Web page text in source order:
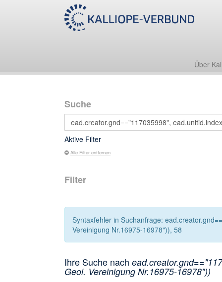
Über
Suche
Aktive Filter
Alle Filter entfernen
Filter
Syntaxfehler in Suchanfrage:
Vereinigung Nr.16975-16978")), 58
Ihre Suche nach
Geol. Vereinigung Nr.16975-16978"))